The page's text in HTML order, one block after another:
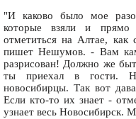
"И каково было мое
которые взяли и прямо
отметиться на Алтае, как
пишет Нешумов. - Вам
разрисован! Должно же
ты приехал в гости.
новосибирцы. Так вот
Если кто-то их знает -
узнает весь Новосибирск.